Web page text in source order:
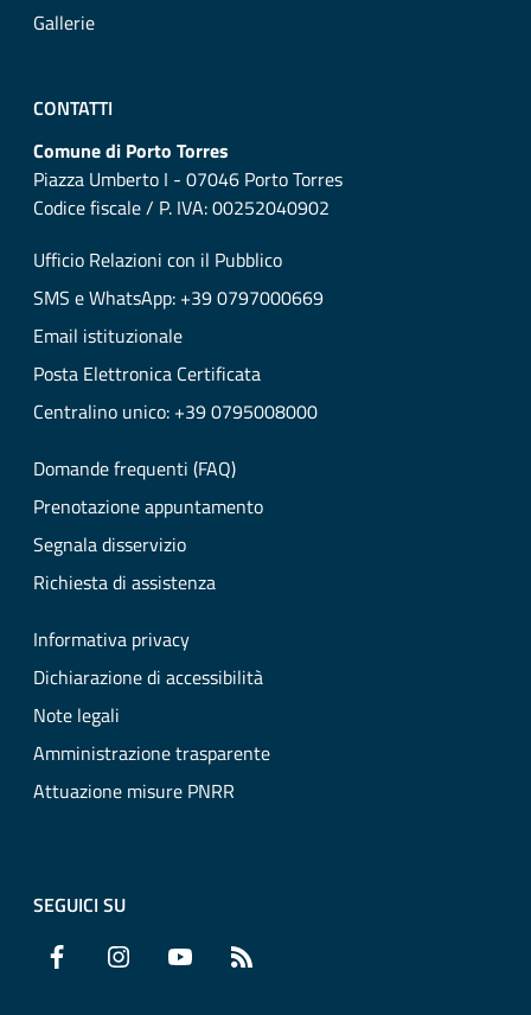
Gallerie
CONTATTI
Comune di Porto Torres
Piazza Umberto I - 07046 Porto Torres
Codice fiscale / P. IVA: 00252040902
Ufficio Relazioni con il Pubblico
SMS e WhatsApp: +39 0797000669
Email istituzionale
Posta Elettronica Certificata
Centralino unico: +39 0795008000
Domande frequenti (FAQ)
Prenotazione appuntamento
Segnala disservizio
Richiesta di assistenza
Informativa privacy
Dichiarazione di accessibilità
Note legali
Amministrazione trasparente
Attuazione misure PNRR
SEGUICI SU
Facebook Instagram YouTube